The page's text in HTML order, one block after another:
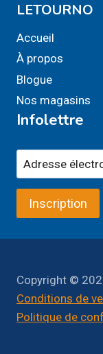
LETOURNO
Accueil
À propos
Blogue
Nos magasins
Infolettre
Inscription
Copyright ©
Conditions de
Politique de